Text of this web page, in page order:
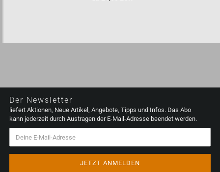
Der Newsletter
liefert Aktionen, Neue Artikel, Angebote, Tipps und Infos. Das Abo
kann jederzeit durch Austragen der E-Mail-Adresse beendet werden.